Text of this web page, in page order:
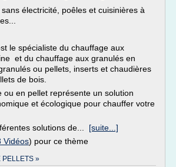
électricité, poêles et cuisinières à
le spécialiste du chauffage aux
et du chauffage aux granulés en
ou pellets, inserts et chaudières
de bois.
ou en pellet représente un solution
et écologique pour chauffer votre
solutions de... [suite...]
Vidéos) pour ce thème
PELLETS »